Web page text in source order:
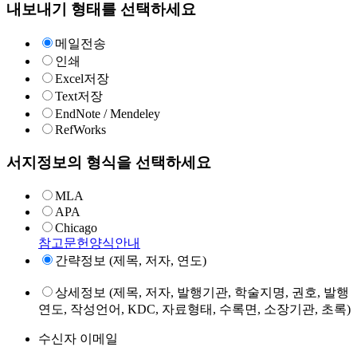
내보내기 형태를 선택하세요
메일전송
인쇄
Excel저장
Text저장
EndNote / Mendeley
RefWorks
서지정보의 형식을 선택하세요
MLA
APA
Chicago
참고문헌양식안내
간략정보 (제목, 저자, 연도)
상세정보 (제목, 저자, 발행기관, 학술지명, 권호, 발행
연도, 작성언어, KDC, 자료형태, 수록면, 소장기관, 초록)
수신자 이메일